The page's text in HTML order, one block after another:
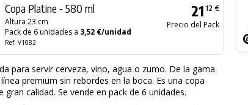
Copa Platine - 580 ml
Altura 23 cm
Pack de 6 unidades a 3,52 €/unidad
Ref. V1082
21 12 €
Precio del Pack
para servir cerveza, vino, agua o zumo. De la gama
premium sin rebordes en la boca. Es una copa
gran calidad. Se vende en pack de 6 unidades.